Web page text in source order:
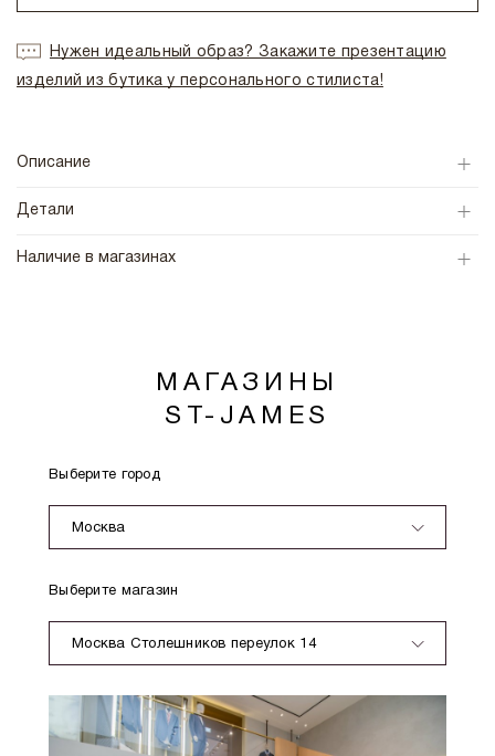
Нужен идеальный образ? Закажите презентацию
изделий из бутика у персонального стилиста!
Описание
Детали
Наличие в магазинах
МАГАЗИНЫ
ST-JAMES
Выберите город
Москва
Выберите магазин
Москва Столешников переулок 14